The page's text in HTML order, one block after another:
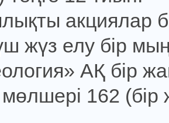
акциялар
жүз елу бір мың
АҚ бір
162 (бір